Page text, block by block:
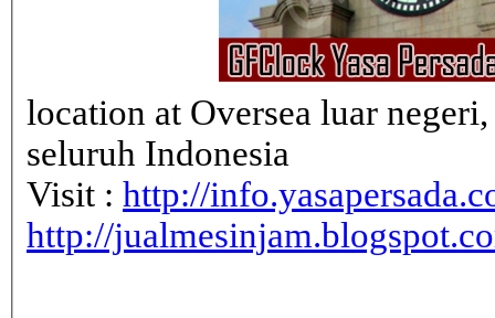
location at Oversea luar
seluruh Indonesia
Visit : http://
http://